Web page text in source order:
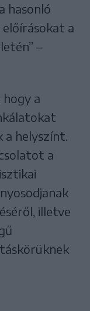
hasonló
a
–
a
helyszínt.
a
illetve